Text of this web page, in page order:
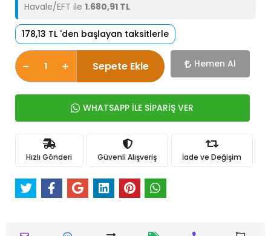
Havale/EFT ile 1.680,91 TL
178,13 TL 'den başlayan taksitlerle
Sepete Ekle Hemen Al
WHATSAPP İLE SİPARİŞ VER
Hızlı Gönderi Güvenli Alışveriş İade ve Değişim